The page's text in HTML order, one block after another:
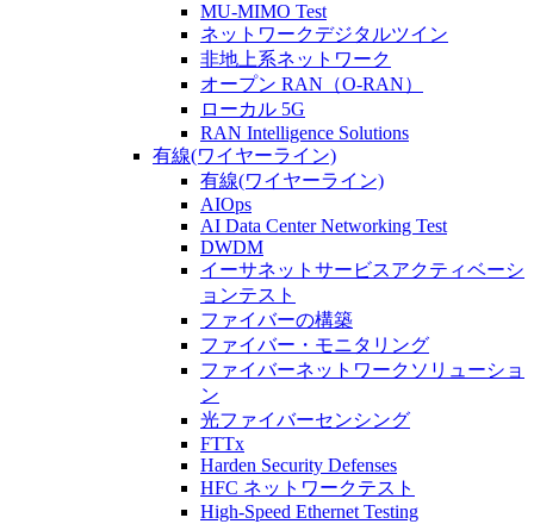
MU-MIMO Test
ネットワークデジタルツイン
非地上系ネットワーク
オープン RAN（O-RAN）
ローカル 5G
RAN Intelligence Solutions
有線(ワイヤーライン)
有線(ワイヤーライン)
AIOps
AI Data Center Networking Test
DWDM
イーサネットサービスアクティベーシ
ョンテスト
ファイバーの構築
ファイバー・モニタリング
ファイバーネットワークソリューショ
ン
光ファイバーセンシング
FTTx
Harden Security Defenses
HFC ネットワークテスト
High-Speed Ethernet Testing